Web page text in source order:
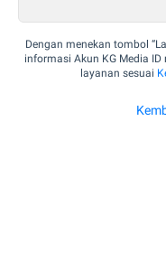
Dengan menekan tombol
informasi Akun KG Media
layanan sesuai